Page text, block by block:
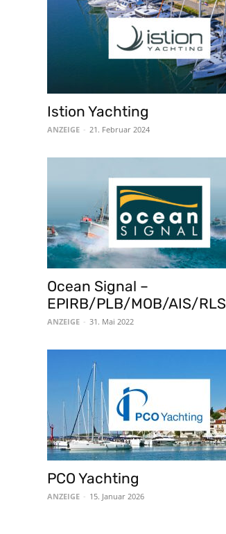
Istion Yachting
ANZEIGE - 21. Februar 2024
Ocean Signal –
EPIRB/PLB/MOB/AIS/RLS
ANZEIGE - 31. Mai 2022
PCO Yachting
ANZEIGE - 15. Januar 2026